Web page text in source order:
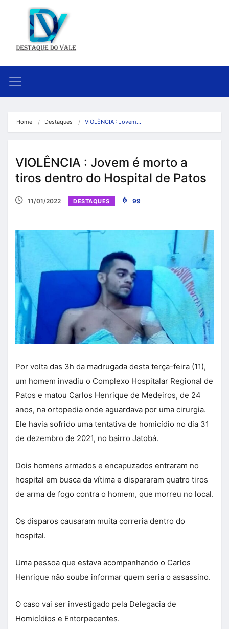
Home Destaques VIOLÊNCIA : Jovem…
VIOLÊNCIA : Jovem é morto a
tiros dentro do Hospital de Patos
11/01/2022 DESTAQUES 99
Por volta das 3h da madrugada desta terça-feira (11),
um homem invadiu o Complexo Hospitalar Regional de
Patos e matou Carlos Henrique de Medeiros, de 24
anos, na ortopedia onde aguardava por uma cirurgia.
Ele havia sofrido uma tentativa de homicídio no dia 31
de dezembro de 2021, no bairro Jatobá.
Dois homens armados e encapuzados entraram no
hospital em busca da vítima e dispararam quatro tiros
de arma de fogo contra o homem, que morreu no local.
Os disparos causaram muita correria dentro do
hospital.
Uma pessoa que estava acompanhando o Carlos
Henrique não soube informar quem seria o assassino.
O caso vai ser investigado pela Delegacia de
Homicídios e Entorpecentes.